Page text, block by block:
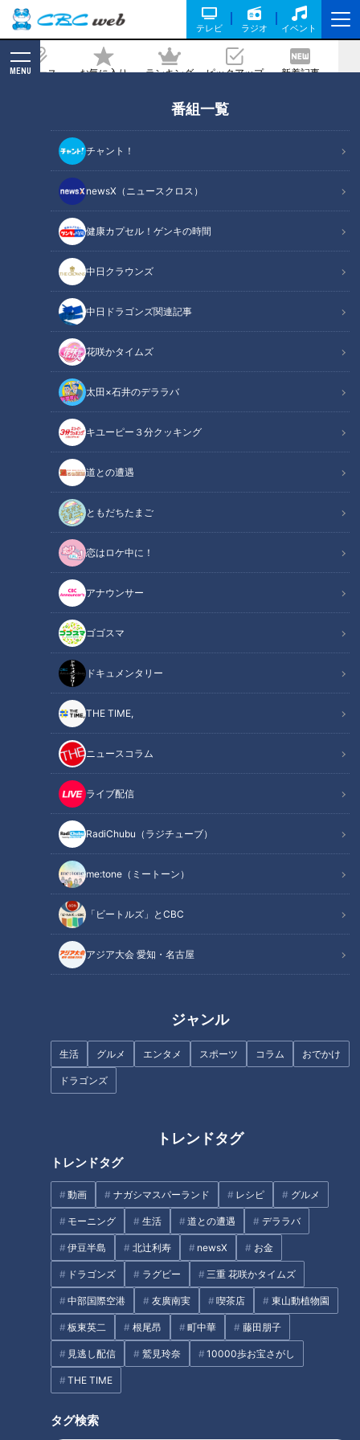
テレビ ラジオ イベント
ニュース お気に入り ランキング ピックアップ 新着記事
MENU
番組一覧
チャント！
newsX（ニュースクロス）
健康カプセル！ゲンキの時間
中日クラウンズ
中日ドラゴンズ関連記事
花咲かタイムズ
太田×石井のデララバ
キユーピー３分クッキング
道との遭遇
ともだちたまご
恋はロケ中に！
アナウンサー
ゴゴスマ
ドキュメンタリー
THE TIME,
ニュースコラム
ライブ配信
RadiChubu（ラジチューブ）
me:tone（ミートーン）
「ビートルズ」とCBC
アジア大会 愛知・名古屋
ジャンル
生活 グルメ エンタメ スポーツ コラム おでかけ
ドラゴンズ
トレンドタグ
トレンドタグ
動画 ナガシマスパーランド レシピ グルメ
モーニング 生活 道との遭遇 デララバ
伊豆半島 北辻利寿 newsX お金
ドラゴンズ ラグビー 三重 花咲かタイムズ
中部国際空港 友廣南実 喫茶店 東山動植物園
板東英二 根尾昂 町中華 藤田朋子
見逃し配信 鷲見玲奈 10000歩お宝さがし
THE TIME
タグ検索
商品１０万円分のASMR～
2022/10/13 09:20
CBC web
その他
入社３年目の斉藤初音アナが、デパ地下で１０万円分思いのま
まにお買い物。高級食材からスイーツまでひたすら食べる
ASMRです。
普通に作って食べているだけなのに、何かとプチハプニングを
起こしてくれるのが斉藤アナ。
咀嚼音はもちろん、冒頭１分４４秒頃からのおぼつかない包丁
捌きにも注目してご覧ください。
※咀嚼音、吐息、ノイズ等が苦手な方はご遠慮ください
【担当Dコメント】
ASMRマニアのディレクターが、ただただやりたかったことだ
詰めた動画です。
特殊な機材に悪戦苦闘して撮ったため、咀嚼音には改善の余地
ありですが温かい目でお楽しみください！
この記事の画像を見る
この記事を見たあなたへのおすすめ
【咀嚼音】初音の食べるおと～
トーク
ブーム到来!? 古くて新しい名古
屋めし「小倉トースト」～大竹
敏之の「シン・名古屋めし」
【道化師様魚鱗癬】ピエロの姿
を見て思うこと～配信型ドキュ
メンタリー「ピエロと呼ばれた
息子」第122話
「心臓病」【チャント！】